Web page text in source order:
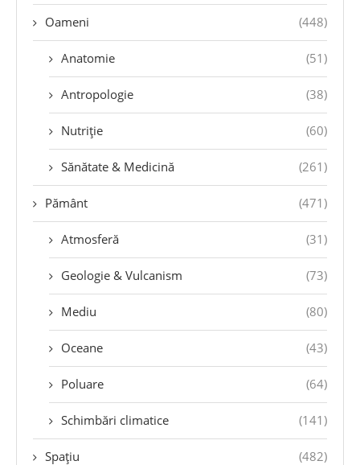
Oameni (448)
Anatomie (51)
Antropologie (38)
Nutriție (60)
Sănătate & Medicină (261)
Pământ (471)
Atmosferă (31)
Geologie & Vulcanism (73)
Mediu (80)
Oceane (43)
Poluare (64)
Schimbări climatice (141)
Spațiu (482)